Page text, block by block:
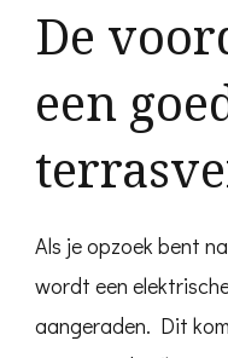
De
een
Als je opzoek bent
wordt een
aangeraden. Dit